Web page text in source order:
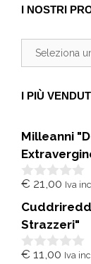
I NOSTRI
I PIÙ
Milleanni
0
u
5
€ 21,00 Iva
Strazzeri"
0
€ 11,00 Iva